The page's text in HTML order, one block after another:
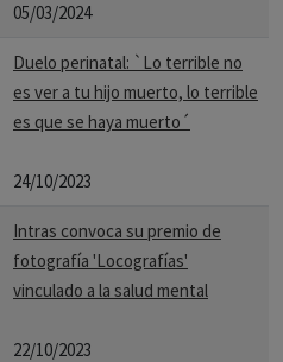
05/03/2024
Duelo perinatal: `Lo terrible no
es ver a tu hijo muerto, lo terrible
es que se haya muerto´
24/10/2023
Intras convoca su premio de
fotografía 'Locografías'
vinculado a la salud mental
22/10/2023